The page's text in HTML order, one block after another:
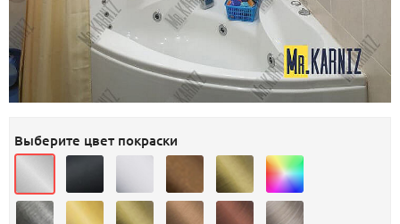
Выберите цвет покраски